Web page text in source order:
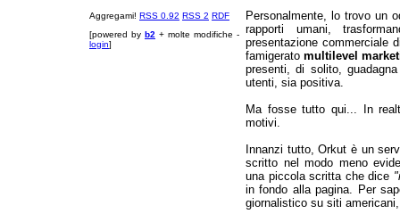
Aggregami! RSS 0.92 RSS 2 RDF
[powered by b2 + molte modifiche -
login]
Personalmente, lo trovo un
rapporti umani,
presentazione commerciale
famigeratomultilevel
presenti, di solito,
utenti, sia positiva.
Ma fosse tutto qui... In
motivi.
Innanzi tutto, Orkut è un
scritto nel modo meno
una piccola scritta che dice
in fondo alla pagina. Per
giornalistico su siti